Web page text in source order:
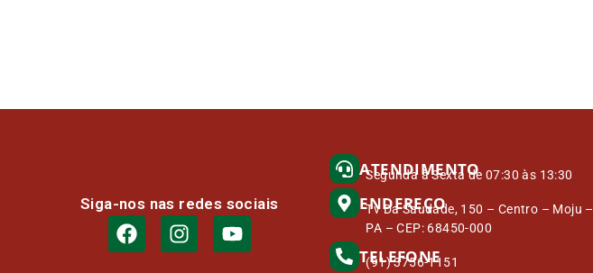
Siga-nos nas redes sociais
ATENDIMENTO
Segunda à Sexta de 07:30 às 13:30
ENDEREÇO
Tv Da Saudade, 150 – Centro – Moju –
PA – CEP: 68450-000
TELEFONE
(91) 3756-1151